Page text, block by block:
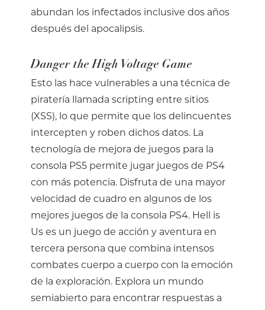
abundan los infectados inclusive dos años
después del apocalipsis.
Danger the High Voltage Game
Esto las hace vulnerables a una técnica de
piratería llamada scripting entre sitios
(XSS), lo que permite que los delincuentes
intercepten y roben dichos datos. La
tecnología de mejora de juegos para la
consola PS5 permite jugar juegos de PS4
con más potencia. Disfruta de una mayor
velocidad de cuadro en algunos de los
mejores juegos de la consola PS4. Hell is
Us es un juego de acción y aventura en
tercera persona que combina intensos
combates cuerpo a cuerpo con la emoción
de la exploración. Explora un mundo
semiabierto para encontrar respuestas a